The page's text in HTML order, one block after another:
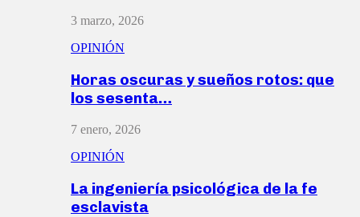
3 marzo, 2026
OPINIÓN
Horas oscuras y sueños rotos: que
los sesenta…
7 enero, 2026
OPINIÓN
La ingeniería psicológica de la fe
esclavista